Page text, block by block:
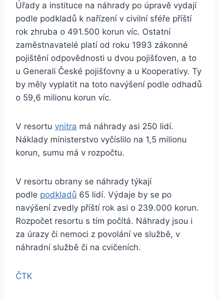
Úřady a instituce na náhrady po úpravě vydají
podle podkladů k nařízení v civilní sféře příští
rok zhruba o 491.500 korun víc. Ostatní
zaměstnavatelé platí od roku 1993 zákonné
pojištění odpovědnosti u dvou pojišťoven, a to
u Generali České pojišťovny a u Kooperativy. Ty
by měly vyplatit na toto navýšení podle odhadů
o 59,6 milionu korun víc.
V resortu vnitra má náhrady asi 250 lidí.
Náklady ministerstvo vyčíslilo na 1,5 milionu
korun, sumu má v rozpočtu.
V resortu obrany se náhrady týkají
podle podkladů 65 lidí. Výdaje by se po
navýšení zvedly příští rok asi o 239.000 korun.
Rozpočet resortu s tím počítá. Náhrady jsou i
za úrazy či nemoci z povolání ve službě, v
náhradní službě či na cvičeních.
ČTK